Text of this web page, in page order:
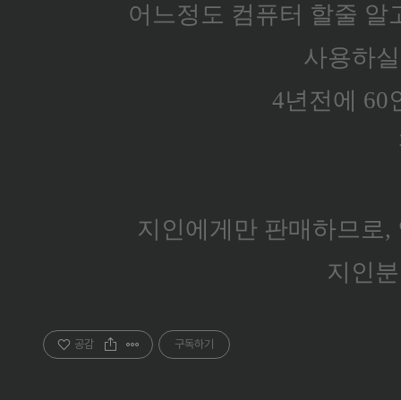
어느정도 컴퓨터 할줄 알
사용하
4년전에 60
지인에게만 판매하므로
지인
공감 구독하기